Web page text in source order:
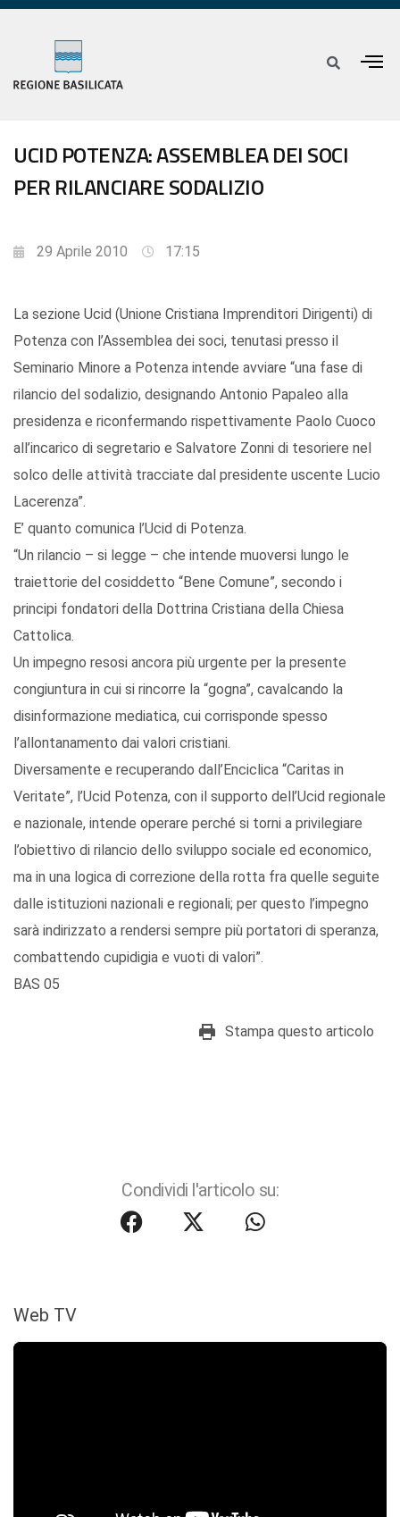
UCID POTENZA: ASSEMBLEA DEI SOCI
PER RILANCIARE SODALIZIO
29 Aprile 2010 17:15
La sezione Ucid (Unione Cristiana Imprenditori Dirigenti) di
Potenza con l’Assemblea dei soci, tenutasi presso il
Seminario Minore a Potenza intende avviare “una fase di
rilancio del sodalizio, designando Antonio Papaleo alla
presidenza e riconfermando rispettivamente Paolo Cuoco
all’incarico di segretario e Salvatore Zonni di tesoriere nel
solco delle attività tracciate dal presidente uscente Lucio
Lacerenza”.
E’ quanto comunica l’Ucid di Potenza.
“Un rilancio – si legge – che intende muoversi lungo le
traiettorie del cosiddetto “Bene Comune”, secondo i
principi fondatori della Dottrina Cristiana della Chiesa
Cattolica.
Un impegno resosi ancora più urgente per la presente
congiuntura in cui si rincorre la “gogna”, cavalcando la
disinformazione mediatica, cui corrisponde spesso
l’allontanamento dai valori cristiani.
Diversamente e recuperando dall’Enciclica “Caritas in
Veritate”, l’Ucid Potenza, con il supporto dell’Ucid regionale
e nazionale, intende operare perché si torni a privilegiare
l’obiettivo di rilancio dello sviluppo sociale ed economico,
ma in una logica di correzione della rotta fra quelle seguite
dalle istituzioni nazionali e regionali; per questo l’impegno
sarà indirizzato a rendersi sempre più portatori di speranza,
combattendo cupidigia e vuoti di valori”.
BAS 05
Stampa questo articolo
Condividi l'articolo su:
Web TV